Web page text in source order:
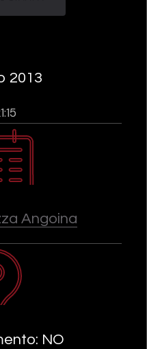
2013
Angoina
NO